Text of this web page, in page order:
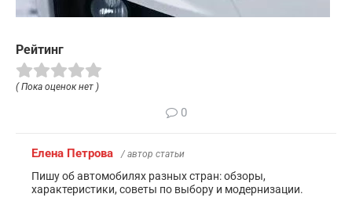
Рейтинг
( Пока оценок нет )
0
Елена Петрова / автор статьи
Пишу об автомобилях разных стран: обзоры,
характеристики, советы по выбору и модернизации.